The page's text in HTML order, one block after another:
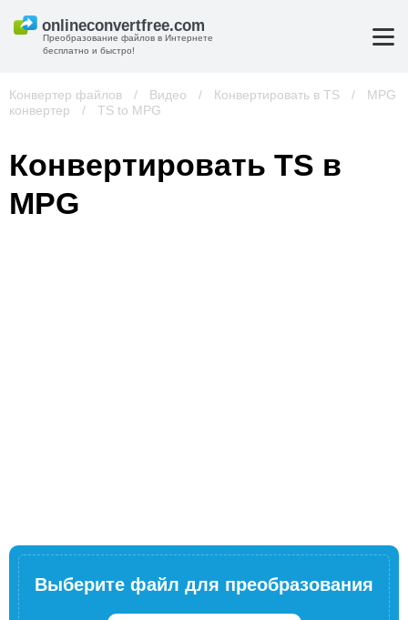
Преобразование файлов в Интернете
бесплатно и быстро!
Конвертер файлов / Видео / Конвертировать в TS /
MPG
конвертер
/ TS to MPG
Конвертировать TS в
MPG
Выберите файл для преобразования